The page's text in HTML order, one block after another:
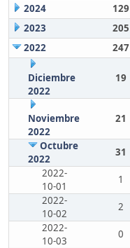
2024
129
2023
205
2022
247
Diciembre
2022
19
Noviembre
2022
21
Octubre
2022
31
2022-
10-01
1
2022-
10-02
2
2022-
10-03
0